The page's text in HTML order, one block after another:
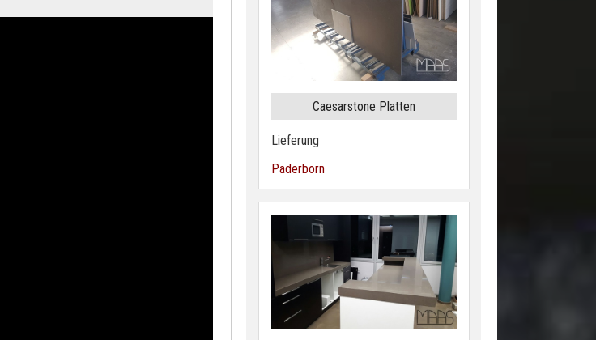
Caesarstone Platten
Lieferung
Paderborn